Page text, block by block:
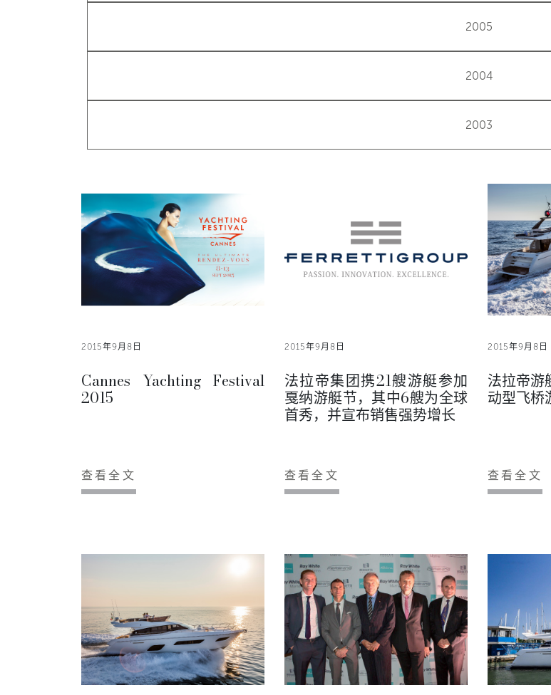
2005
2004
2003
2015年9月8日
Cannes Yachting Festival
2015
查看全文
2015年9月8日
法拉帝集团携21艘游艇参加
戛纳游艇节，其中6艘为全球
首秀，并宣布销售强势增长
查看全文
2015年9月8日
法拉帝
动型飞桥
查看全文